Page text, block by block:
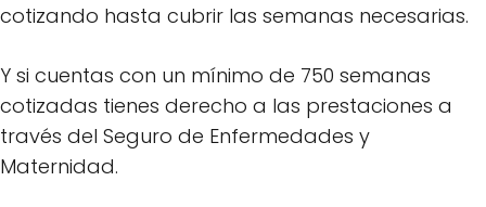
cotizando hasta cubrir las semanas necesarias.
Y si cuentas con un mínimo de 750 semanas
cotizadas tienes derecho a las prestaciones a
través del Seguro de Enfermedades y
Maternidad.